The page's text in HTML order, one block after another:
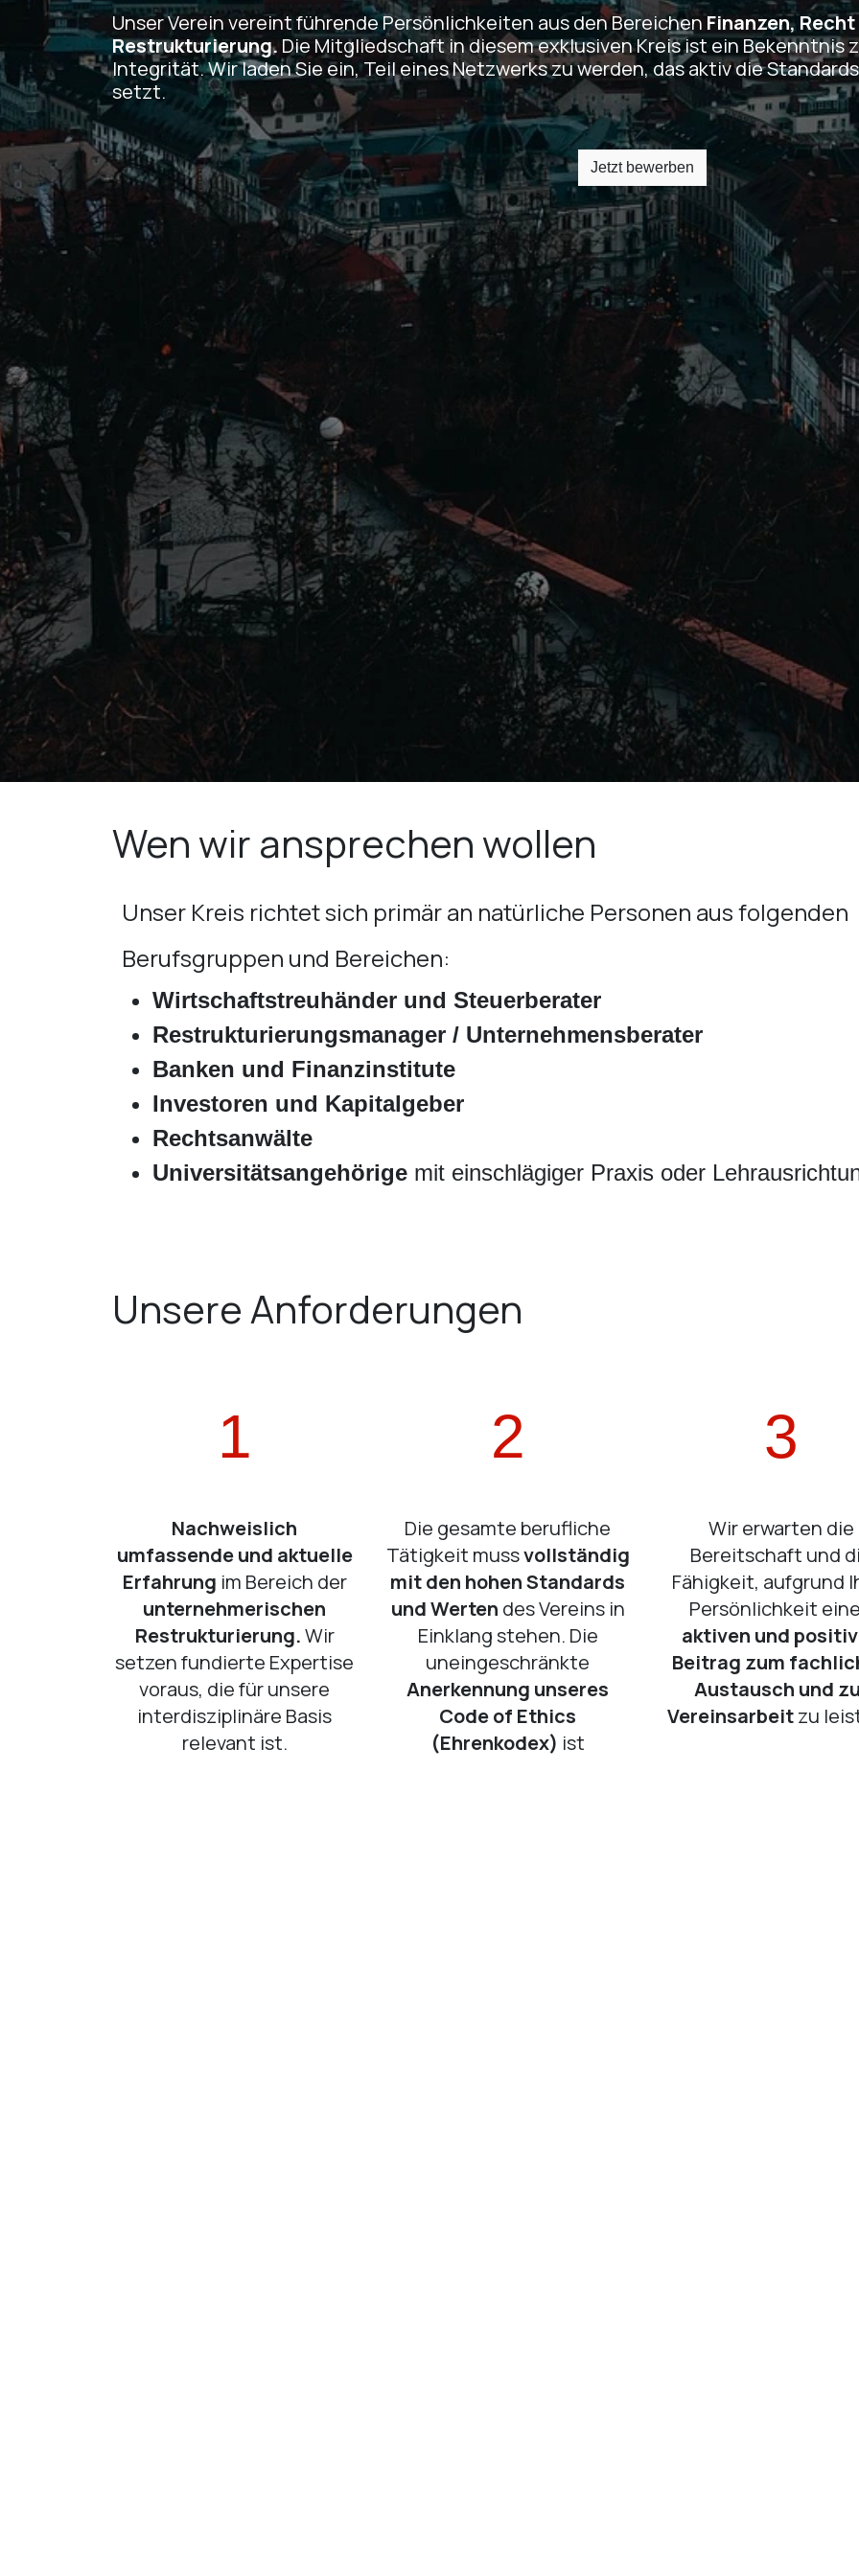
Unser Verein vereint führende Persönlichkeiten aus den BereichenFinanzen,
Restrukturierung. Die Mitgliedschaft in diesem exklusiven Kreis ist ein Bekenntnis
Integrität. Wir laden Sie ein, Teil eines Netzwerks zu werden, das aktiv die
setzt.
Jetzt bewerben
Wen wir ansprechen wollen
Unser Kreis richtet sich primär an natürliche Personen aus folgenden
Berufsgruppen und Bereichen:
Wirtschaftstreuhänder und Steuerberater
Restrukturierungsmanager / Unternehmensberater
Banken und Finanzinstitute
Investoren und Kapitalgeber
Rechtsanwälte
Universitätsangehörige mit einschlägiger Praxis oder
Unsere Anforderungen
1
Nachweislich
umfassende und aktuelle
Erfahrung im Bereich der
unternehmerischen
Restrukturierung.Wir
setzen fundierte Expertise
voraus, die für unsere
interdisziplinäre Basis
relevant ist.
2
Die gesamte berufliche
Tätigkeit mussvollständig
mit den hohen Standards
und Werten des Vereins in
Einklang stehen. Die
uneingeschränkte
Anerkennung unseres
Code of Ethics
(Ehrenkodex) ist
3
Wir erwarten die
Bereitschaft und
Fähigkeit, aufgrund
Persönlichkeit
aktiven und
Beitrag zum
Austausch und
Vereinsarbeitzu